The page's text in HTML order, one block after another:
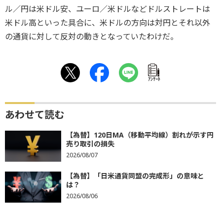
ル／円は米ドル安、ユーロ／米ドルなどドルストレートは
米ドル高といった具合に、米ドルの方向は対円とそれ以外
の通貨に対して反対の動きとなっていたわけだ。
ｱﾝｹｰﾄ
あわせて読む
【為替】120日MA（移動平均線）割れが示す円
売り取引の損失
2026/08/07
【為替】「日米通貨同盟の完成形」の意味と
は？
2026/08/06